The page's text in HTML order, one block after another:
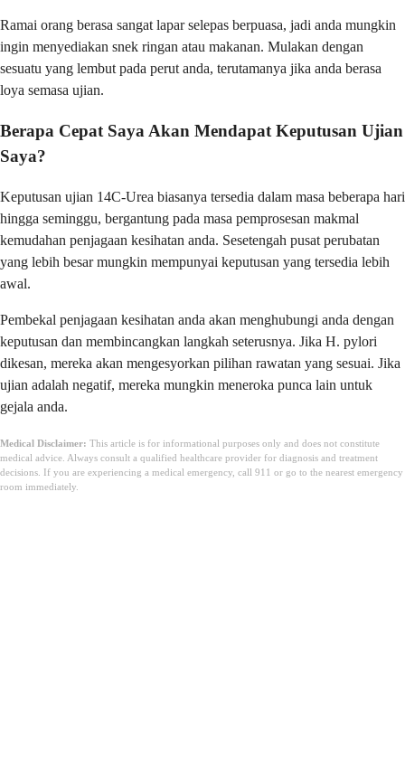
Ramai orang berasa sangat lapar selepas berpuasa, jadi anda mungkin
ingin menyediakan snek ringan atau makanan. Mulakan dengan
sesuatu yang lembut pada perut anda, terutamanya jika anda berasa
loya semasa ujian.
Berapa Cepat Saya Akan Mendapat Keputusan Ujian
Saya?
Keputusan ujian 14C-Urea biasanya tersedia dalam masa beberapa hari
hingga seminggu, bergantung pada masa pemprosesan makmal
kemudahan penjagaan kesihatan anda. Sesetengah pusat perubatan
yang lebih besar mungkin mempunyai keputusan yang tersedia lebih
awal.
Pembekal penjagaan kesihatan anda akan menghubungi anda dengan
keputusan dan membincangkan langkah seterusnya. Jika H. pylori
dikesan, mereka akan mengesyorkan pilihan rawatan yang sesuai. Jika
ujian adalah negatif, mereka mungkin meneroka punca lain untuk
gejala anda.
Medical Disclaimer: This article is for informational purposes only and does not constitute
medical advice. Always consult a qualified healthcare provider for diagnosis and treatment
decisions. If you are experiencing a medical emergency, call 911 or go to the nearest emergency
room immediately.